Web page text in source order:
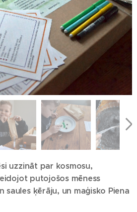
uzzināt par kosmosu,
putojošos mēness
saules ķērāju, un maģisko Piena